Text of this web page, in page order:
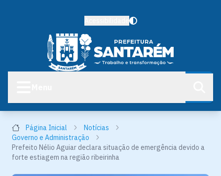
Página Inicial
Notícias
Governo e Administração
Prefeito Nélio Aguiar declara situação de emergência devido a
forte estiagem na região ribeirinha